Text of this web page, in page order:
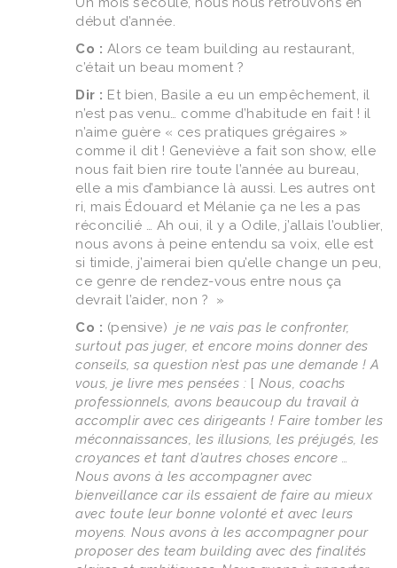
début d’année.
Co : Alors ce team building au restaurant,
c’était un beau moment ?
Dir : Et bien, Basile a eu un empêchement, il
n’est pas venu… comme d’habitude en fait ! il
n’aime guère « ces pratiques grégaires »
comme il dit ! Geneviève a fait son show, elle
nous fait bien rire toute l’année au bureau,
elle a mis d’ambiance là aussi. Les autres ont
ri, mais Édouard et Mélanie ça ne les a pas
réconcilié … Ah oui, il y a Odile, j’allais l’oublier,
nous avons à peine entendu sa voix, elle est
si timide, j’aimerai bien qu’elle change un peu,
ce genre de rendez-vous entre nous ça
devrait l’aider, non ? »
Co : (pensive) je ne vais pas le confronter,
surtout pas juger, et encore moins donner des
conseils, sa question n’est pas une demande ! A
vous, je livre mes pensées : [ Nous, coachs
professionnels, avons beaucoup du travail à
accomplir avec ces dirigeants ! Faire tomber les
méconnaissances, les illusions, les préjugés, les
croyances et tant d’autres choses encore …
Nous avons à les accompagner avec
bienveillance car ils essaient de faire au mieux
avec toute leur bonne volonté et avec leurs
moyens. Nous avons à les accompagner pour
proposer des team building avec des finalités